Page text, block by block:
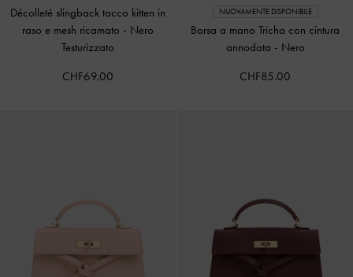
Décolleté slingback tacco kitten in
raso e mesh ricamato - Nero
Testurizzato
CHF69.00
NUOVAMENTE DISPONIBILE
Borsa a mano Tricha con cintura
annodata - Nero
CHF85.00